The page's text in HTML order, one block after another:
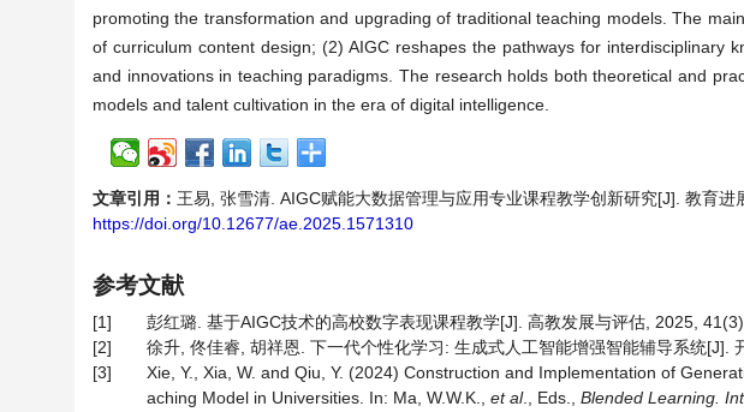
promoting the transformation and upgrading of traditional teaching models. The
of curriculum content design; (2) AIGC reshapes the pathways for interdisciplinary
and innovations in teaching paradigms. The research holds both theoretical and
models and talent cultivation in the era of digital intelligence.
文章引用： 王易, 张雪清. AIGC赋能大数据管理与应用专业课程教学创新研究[J]. 教育进
https://doi.org/10.12677/ae.2025.1571310
参考文献
[1]
彭红璐. 基于AIGC技术的高校数字表现课程教学[J]. 高教发展与评估, 2025,
[2]
徐升, 佟佳睿, 胡祥恩. 下一代个性化学习: 生成式人工智能增强智能辅导系统[J].
[3]
Xie, Y., Xia, W. and Qiu, Y. (2024) Construction and Implementation of
aching Model in Universities. In: Ma, W.W.K., et al., Eds., Blended Learning.